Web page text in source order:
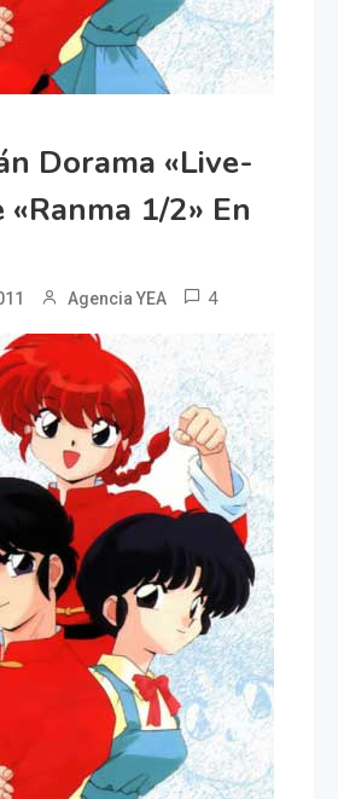
Dorama «live-
1/2» En
Agencia YEA 4